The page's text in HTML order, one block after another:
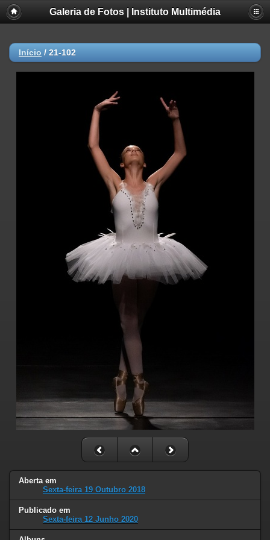
Galeria de Fotos | Instituto Multimédia
Início / 21-102
Aberta em
Sexta-feira 19 Outubro 2018
Publicado em
Sexta-feira 12 Junho 2020